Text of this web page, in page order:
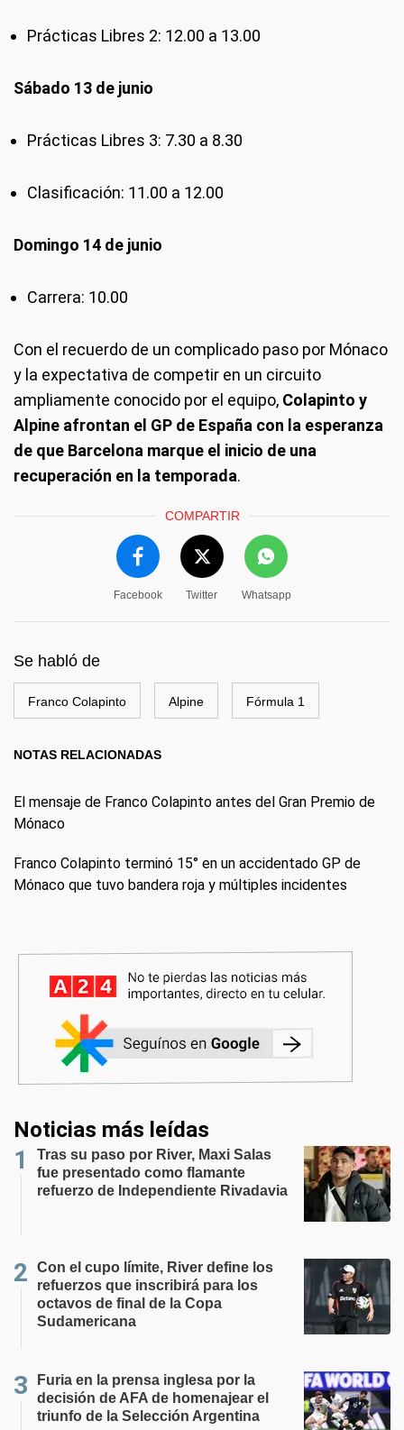
Prácticas Libres 2: 12.00 a 13.00
Sábado 13 de junio
Prácticas Libres 3: 7.30 a 8.30
Clasificación: 11.00 a 12.00
Domingo 14 de junio
Carrera: 10.00
Con el recuerdo de un complicado paso por Mónaco
y la expectativa de competir en un circuito
ampliamente conocido por el equipo, Colapinto y
Alpine afrontan el GP de España con la esperanza
de que Barcelona marque el inicio de una
recuperación en la temporada.
COMPARTIR
Facebook Twitter Whatsapp
Se habló de
Franco Colapinto Alpine Fórmula 1
NOTAS RELACIONADAS
El mensaje de Franco Colapinto antes del Gran Premio de
Mónaco
Franco Colapinto terminó 15° en un accidentado GP de
Mónaco que tuvo bandera roja y múltiples incidentes
Noticias más leídas
Tras su paso por River, Maxi Salas
fue presentado como flamante
refuerzo de Independiente Rivadavia
Con el cupo límite, River define los
refuerzos que inscribirá para los
octavos de final de la Copa
Sudamericana
Furia en la prensa inglesa por la
decisión de AFA de homenajear el
triunfo de la Selección Argentina